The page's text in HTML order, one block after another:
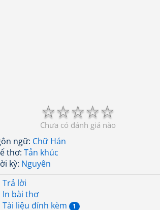
☆
☆
☆
☆
☆
Chưa có đánh giá nào
ngữ: Chữ Hán
thơ: Tản khúc
kỳ: Nguyên
Trả lời
In bài thơ
Tài liệu đính kèm
1